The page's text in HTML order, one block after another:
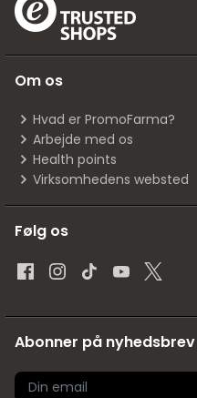
Om os
Hvad er PromoFarma?
Arbejde med os
Health points
Virksomhedens websted
Følg os
Abonner på nyhedsbrev